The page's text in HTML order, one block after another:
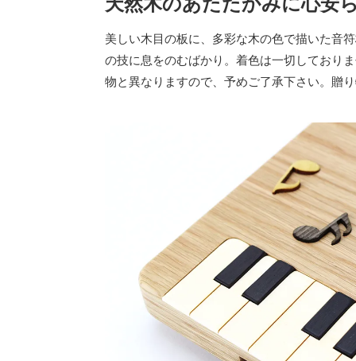
美しい木目の板に、多彩な木の色で描いた音
の技に息をのむばかり。着色は一切しており
物と異なりますので、予めご了承下さい。贈